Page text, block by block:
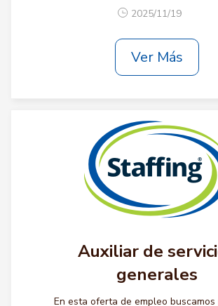
2025/11/19
Ver Más
Auxiliar de
generales
En esta oferta de empleo buscamos